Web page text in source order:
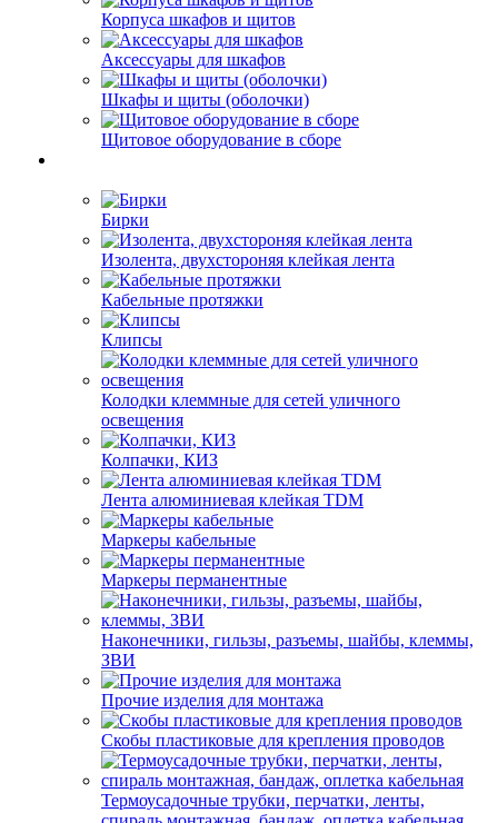
Корпуса шкафов и щитов
Аксессуары для шкафов
Шкафы и щиты (оболочки)
Щитовое оборудование в сборе
Бирки
Изолента, двухстороняя клейкая лента
Кабельные протяжки
Клипсы
Колодки клеммные для сетей уличного
освещения
Колпачки, КИЗ
Лента алюминиевая клейкая TDM
Маркеры кабельные
Маркеры перманентные
Наконечники, гильзы, разъемы, шайбы, клеммы,
ЗВИ
Прочие изделия для монтажа
Скобы пластиковые для крепления проводов
Термоусадочные трубки, перчатки, ленты,